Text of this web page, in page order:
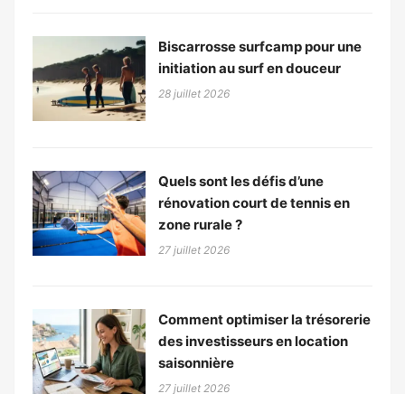
Biscarrosse surfcamp pour une
initiation au surf en douceur
28 juillet 2026
Quels sont les défis d’une
rénovation court de tennis en
zone rurale ?
27 juillet 2026
Comment optimiser la trésorerie
des investisseurs en location
saisonnière
27 juillet 2026